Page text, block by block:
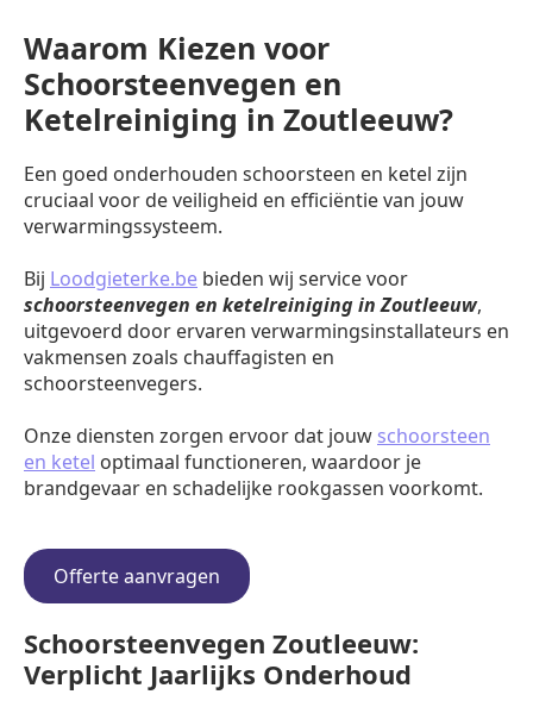
Waarom Kiezen voor
Schoorsteenvegen en
Ketelreiniging in Zoutleeuw?
Een goed onderhouden schoorsteen en ketel zijn
cruciaal voor de veiligheid en efficiëntie van jouw
verwarmingssysteem.
Bij Loodgieterke.be bieden wij service voor
schoorsteenvegen en ketelreiniging in Zoutleeuw,
uitgevoerd door ervaren verwarmingsinstallateurs en
vakmensen zoals chauffagisten en
schoorsteenvegers.
Onze diensten zorgen ervoor dat jouw schoorsteen
en ketel optimaal functioneren, waardoor je
brandgevaar en schadelijke rookgassen voorkomt.
Offerte aanvragen
Schoorsteenvegen Zoutleeuw:
Verplicht Jaarlijks Onderhoud